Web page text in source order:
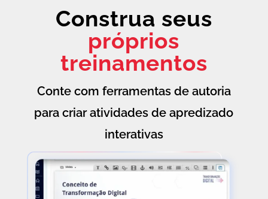
Construa seus
próprios
treinamentos
Conte com ferramentas de autoria
para criar atividades de apredizado
interativas